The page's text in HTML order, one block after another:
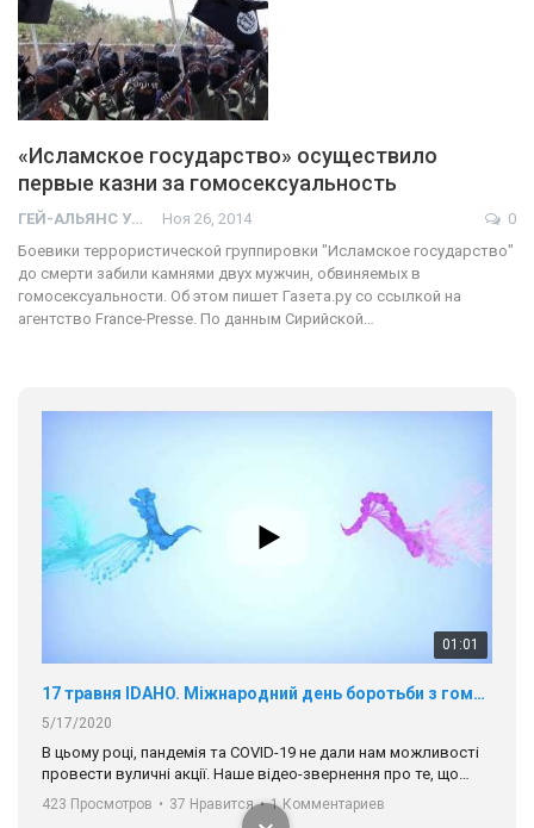
«Исламское государство» осуществило
первые казни за гомосексуальность
ГЕЙ-АЛЬЯНС УКРАИНА Ноя 26, 2014
0
Боевики террористической группировки "Исламское государство"
до смерти забили камнями двух мужчин, обвиняемых в
гомосексуальности. Об этом пишет Газета.ру со ссылкой на
агентство France-Presse. По данным Сирийской…
01:01
17 травня IDAHO. Міжнародний день боротьби з гомофобією трансфобією і біфобія.
5/17/2020
В цьому році, пандемія та COVІD-19 не дали нам можливості
провести вуличні акції. Наше відео-звернення про те, що
навіть коли ми у різних містах та не можемо зустрінеться, ми
разом. Ми закликаємо всіх хто поділяє цінності рівності та
423 Просмотров • 37 Нравится • 1 Комментариев